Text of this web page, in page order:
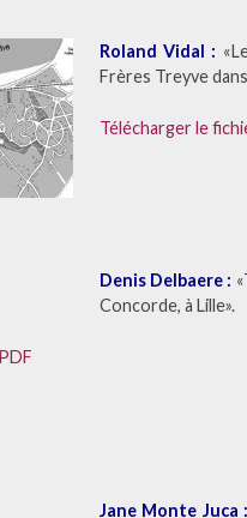
Roland Vidal :
Frères Treyve
Télécharger le
Denis Delbaere :
Concorde, à Lille».
Jane Monte Juca :